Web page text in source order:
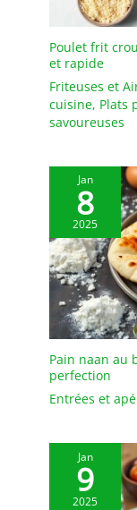
Poulet frit
et rapide
Friteuses et
cuisine, Plats
savoureuses
Jan
8
2025
Pain naan au
perfection
Entrées et
Jan
9
2025